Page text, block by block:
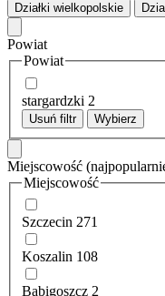
Działki wielkopolskie
Powiat
Powiat
stargardzki 2
Usuń filtr Wybierz
Miejscowość
Miejscowość
Szczecin 271
Koszalin 108
Babigoszcz 2